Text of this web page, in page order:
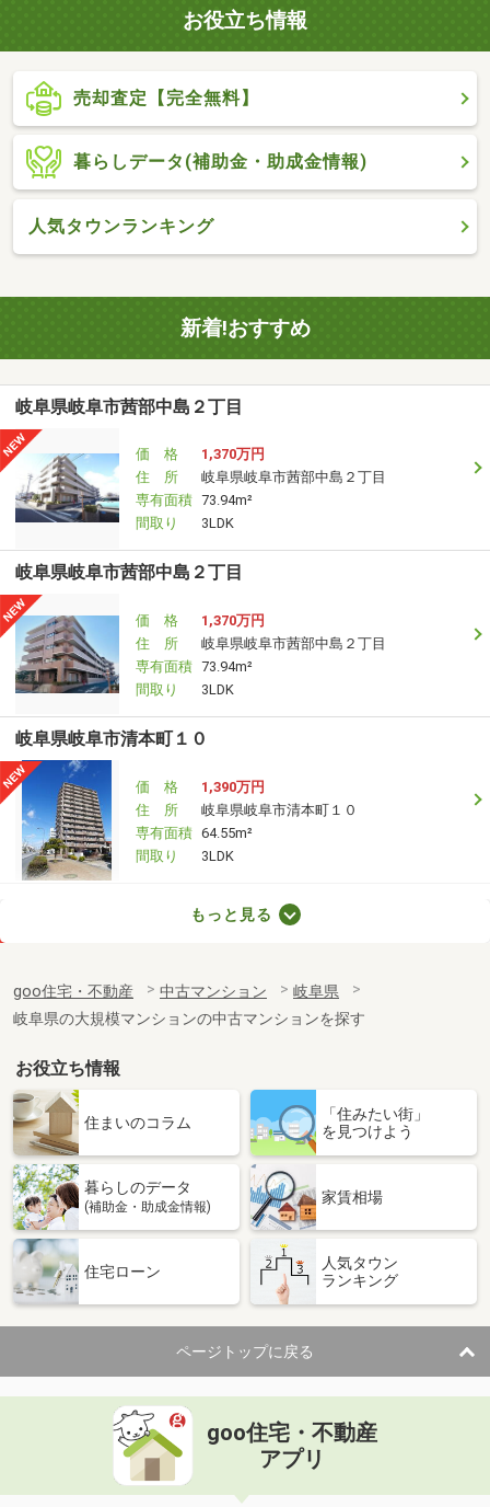
お役立ち情報
売却査定【完全無料】
暮らしデータ(補助金・助成金情報)
人気タウンランキング
新着!おすすめ
岐阜県岐阜市茜部中島２丁目
価 格
1,370万円
住 所
岐阜県岐阜市茜部中島２丁目
専有面積 73.94m²
間取り
3LDK
岐阜県岐阜市茜部中島２丁目
価 格
1,370万円
住 所
岐阜県岐阜市茜部中島２丁目
専有面積 73.94m²
間取り
3LDK
岐阜県岐阜市清本町１０
価 格
1,390万円
住 所
岐阜県岐阜市清本町１０
専有面積 64.55m²
間取り
3LDK
岐阜県岐阜市茜部中島２
専有面積 73.94m²
間取り
3LDK
岐阜県岐阜市粟野西１丁目
価 格
898万円
岐阜県岐阜市粟野西１丁目
専有面積 59.96m²
間取り
岐阜県下呂市少ケ野
住 所
岐阜県下呂市少ケ野
専有面積 55.77m²
間取り
1LDK
岐阜県可児市徳野南１丁目
価 格
住 所
岐阜県可児市徳野南１丁目
専有面積 66.42m²
もっと見る
goo住宅・不動産 中古マンション
岐阜県
岐阜県の大規模マンションの中古マンションを探す
お役立ち情報
住まいのコラム
「住みたい街」
を見つけよう
暮らしのデータ
(補助金・助成金情報)
家賃相場
住宅ローン
人気タウン
ランキング
ページトップに戻る
goo住宅・不動産
アプリ